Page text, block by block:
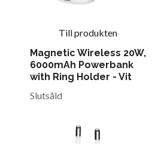
Till produkten
Magnetic Wireless 20W,
6000mAh Powerbank
with Ring Holder - Vit
Slutsåld